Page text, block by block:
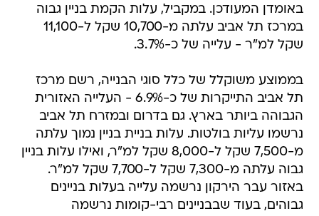
באומדן המעודכן. במקביל, עלות הקמת בניין גבוה
במרכז תל אביב עלתה מ-10,700 שקל ל-11,100
שקל למ"ר - עלייה של כ-3.7%.
בממוצע משוקלל של כלל סוגי הבנייה, רשם מרכז
תל אביב התייקרות של כ-6.9% - העלייה האזורית
הגבוהה ביותר בארץ. גם בדרום ובמזרח תל אביב
נרשמו עליות בולטות. עלות בניית בניין נמוך עלתה
מ-7,500 שקל ל-8,000 שקל למ"ר, ואילו עלות בניין
גבוה עלתה מ-7,300 שקל ל-7,700 שקל למ"ר.
באזור עבר הירקון נרשמה עלייה בעלות בניינים
גבוהים, בעוד שבבניינים רבי-קומות נרשמה